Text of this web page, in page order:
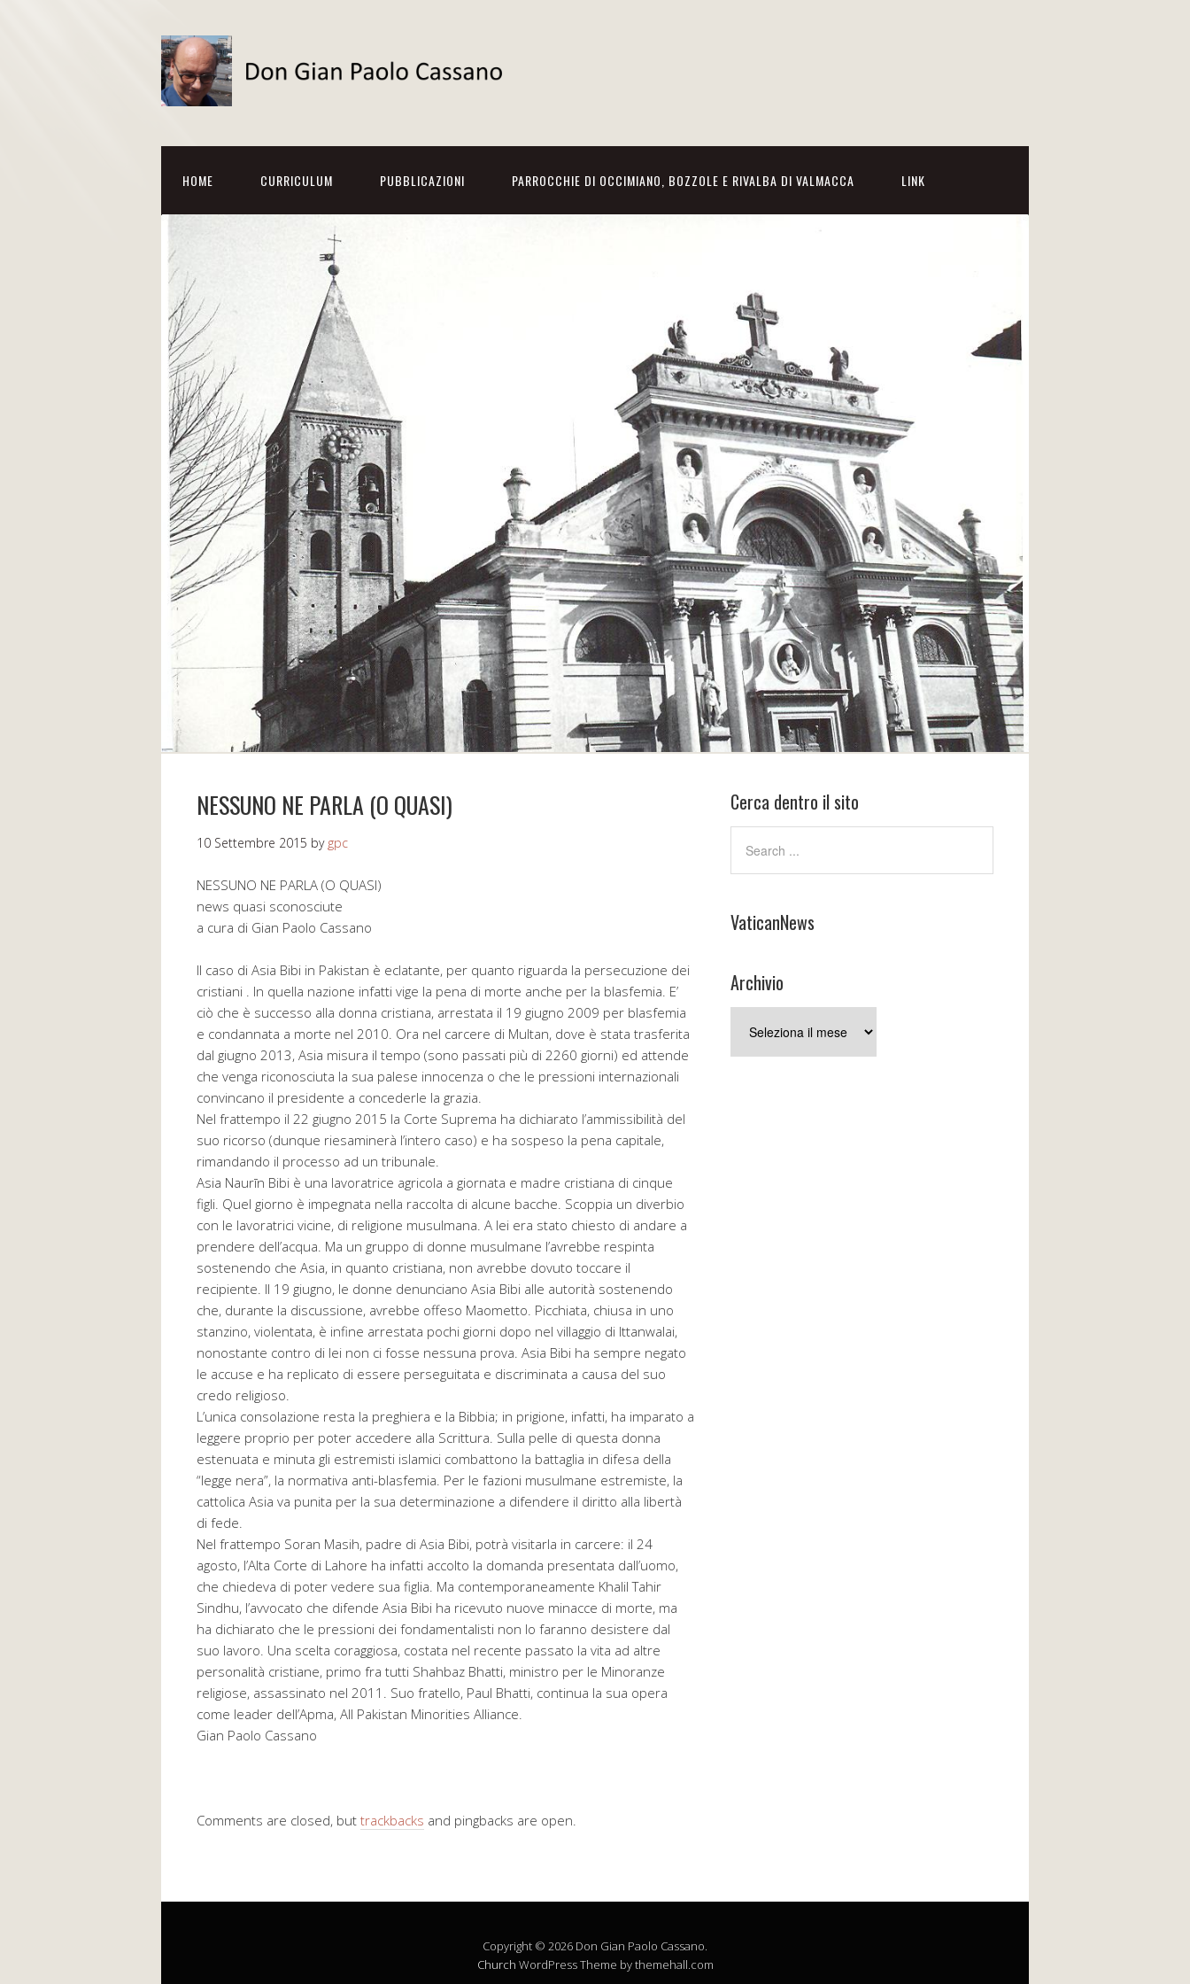
HOME CURRICULUM PUBBLICAZIONI PARROCCHIE DI OCCIMIANO, BOZZOLE E RIVALBA DI VALMACCA LINK
NESSUNO NE PARLA (O QUASI)
10 Settembre 2015 by gpc
NESSUNO NE PARLA (O QUASI)
news quasi sconosciute
a cura di Gian Paolo Cassano
Il caso di Asia Bibi in Pakistan è eclatante, per quanto riguarda la persecuzione dei
cristiani . In quella nazione infatti vige la pena di morte anche per la blasfemia. E’
ciò che è successo alla donna cristiana, arrestata il 19 giugno 2009 per blasfemia
e condannata a morte nel 2010. Ora nel carcere di Multan, dove è stata trasferita
dal giugno 2013, Asia misura il tempo (sono passati più di 2260 giorni) ed attende
che venga riconosciuta la sua palese innocenza o che le pressioni internazionali
convincano il presidente a concederle la grazia.
Nel frattempo il 22 giugno 2015 la Corte Suprema ha dichiarato l’ammissibilità del
suo ricorso (dunque riesaminerà l’intero caso) e ha sospeso la pena capitale,
rimandando il processo ad un tribunale.
Asia Naurīn Bibi è una lavoratrice agricola a giornata e madre cristiana di cinque
figli. Quel giorno è impegnata nella raccolta di alcune bacche. Scoppia un diverbio
con le lavoratrici vicine, di religione musulmana. A lei era stato chiesto di andare a
prendere dell’acqua. Ma un gruppo di donne musulmane l’avrebbe respinta
sostenendo che Asia, in quanto cristiana, non avrebbe dovuto toccare il
recipiente. Il 19 giugno, le donne denunciano Asia Bibi alle autorità sostenendo
che, durante la discussione, avrebbe offeso Maometto. Picchiata, chiusa in uno
stanzino, violentata, è infine arrestata pochi giorni dopo nel villaggio di Ittanwalai,
nonostante contro di lei non ci fosse nessuna prova. Asia Bibi ha sempre negato
le accuse e ha replicato di essere perseguitata e discriminata a causa del suo
credo religioso.
L’unica consolazione resta la preghiera e la Bibbia; in prigione, infatti, ha imparato a
leggere proprio per poter accedere alla Scrittura. Sulla pelle di questa donna
estenuata e minuta gli estremisti islamici combattono la battaglia in difesa della
“legge nera”, la normativa anti-blasfemia. Per le fazioni musulmane estremiste, la
cattolica Asia va punita per la sua determinazione a difendere il diritto alla libertà
di fede.
Nel frattempo Soran Masih, padre di Asia Bibi, potrà visitarla in carcere: il 24
agosto, l’Alta Corte di Lahore ha infatti accolto la domanda presentata dall’uomo,
che chiedeva di poter vedere sua figlia. Ma contemporaneamente Khalil Tahir
Sindhu, l’avvocato che difende Asia Bibi ha ricevuto nuove minacce di morte, ma
ha dichiarato che le pressioni dei fondamentalisti non lo faranno desistere dal
suo lavoro. Una scelta coraggiosa, costata nel recente passato la vita ad altre
personalità cristiane, primo fra tutti Shahbaz Bhatti, ministro per le Minoranze
religiose, assassinato nel 2011. Suo fratello, Paul Bhatti, continua la sua opera
come leader dell’Apma, All Pakistan Minorities Alliance.
Gian Paolo Cassano
Comments are closed, but trackbacks and pingbacks are open.
Cerca dentro il sito
VaticanNews
Archivio
Copyright © 2026 Don Gian Paolo Cassano.
Church WordPress Theme by themehall.com